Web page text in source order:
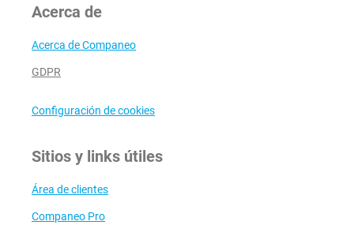
Acerca de
Acerca de Companeo
GDPR
Configuración de cookies
Sitios y links útiles
Área de clientes
Companeo Pro